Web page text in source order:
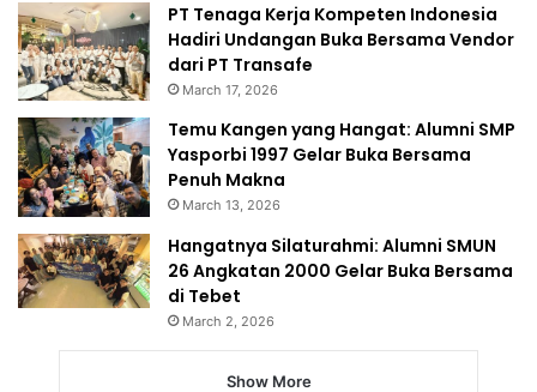
PT Tenaga Kerja Kompeten Indonesia
Hadiri Undangan Buka Bersama Vendor
dari PT Transafe
March 17, 2026
Temu Kangen yang Hangat: Alumni SMP
Yasporbi 1997 Gelar Buka Bersama
Penuh Makna
March 13, 2026
Hangatnya Silaturahmi: Alumni SMUN
26 Angkatan 2000 Gelar Buka Bersama
di Tebet
March 2, 2026
Show More